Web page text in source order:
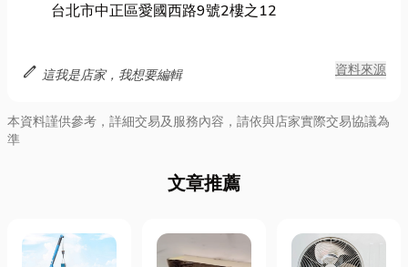
台北市中正區愛國西路9號2樓之12
edit 這我是店家，我想要編輯 資料來源
本資料謹供參考，詳細交易及服務內容，請依與店家實際交易協議為
準
文章推薦